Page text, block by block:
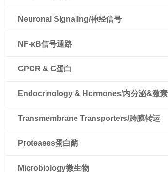
Neuronal Signaling/神经信号
NF-κB信号通路
GPCR & G蛋白
Endocrinology & Hormones/内分泌&激素
Transmembrane Transporters/跨膜转运
Proteases蛋白酶
Microbiology微生物